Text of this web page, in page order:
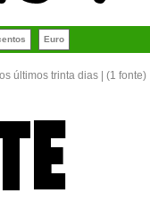
Euro
últimos trinta dias | (1 fonte)